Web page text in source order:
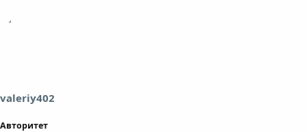
valeriy402
Авторитет